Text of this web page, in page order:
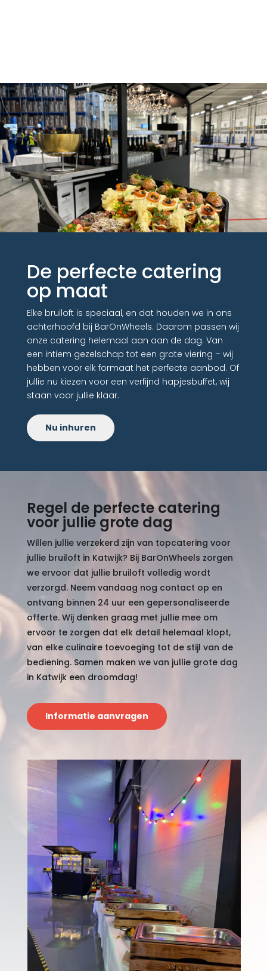
De perfecte catering
op maat
Elke bruiloft is speciaal, en dat houden we in ons
achterhoofd bij BarOnWheels. Daarom passen wij
onze catering helemaal aan aan de dag. Van
een intiem gezelschap tot een grote viering – wij
hebben voor elk formaat het perfecte aanbod. Of
jullie nu kiezen voor een verfijnd hapjesbuffet, wij
staan voor jullie klaar.
Nu inhuren
Regel de perfecte catering
voor jullie grote dag
Willen jullie verzekerd zijn van topcatering voor
jullie bruiloft in Katwijk? Bij BarOnWheels zorgen
we ervoor dat jullie bruiloft volledig wordt
verzorgd. Neem vandaag nog contact op en
ontvang binnen 24 uur een gepersonaliseerde
offerte. Wij denken graag met jullie mee om
ervoor te zorgen dat elk detail helemaal klopt,
van elke culinaire toevoeging tot de stijl van de
bediening. Samen maken we van jullie grote dag
in Katwijk een droomdag!
Informatie aanvragen